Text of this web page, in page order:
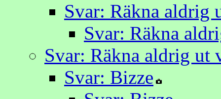
Svar: Räkna aldrig
Svar: Räkna
Svar: Räkna aldrig ut
Svar: Bizze